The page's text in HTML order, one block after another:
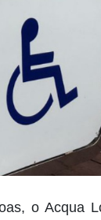
o Acqua